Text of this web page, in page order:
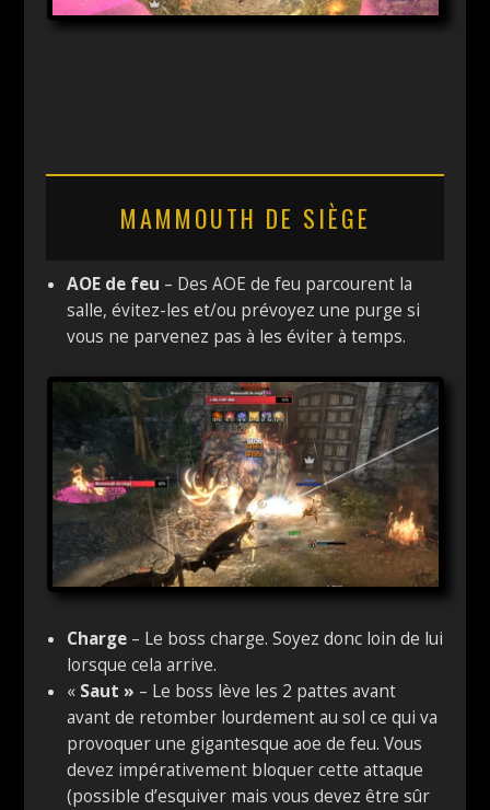
MAMMOUTH DE SIÈGE
AOE de feu – Des AOE de feu parcourent la
salle, évitez-les et/ou prévoyez une purge si
vous ne parvenez pas à les éviter à temps.
Charge – Le boss charge. Soyez donc loin de lui
lorsque cela arrive.
« Saut » – Le boss lève les 2 pattes avant
avant de retomber lourdement au sol ce qui va
provoquer une gigantesque aoe de feu. Vous
devez impérativement bloquer cette attaque
(possible d’esquiver mais vous devez être sûr